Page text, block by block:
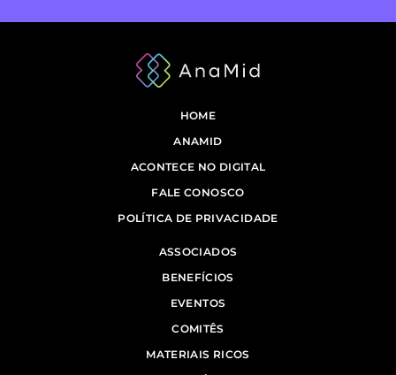
HOME
ANAMID
ACONTECE NO DIGITAL
FALE CONOSCO
POLÍTICA DE PRIVACIDADE
ASSOCIADOS
BENEFÍCIOS
EVENTOS
COMITÊS
MATERIAIS RICOS